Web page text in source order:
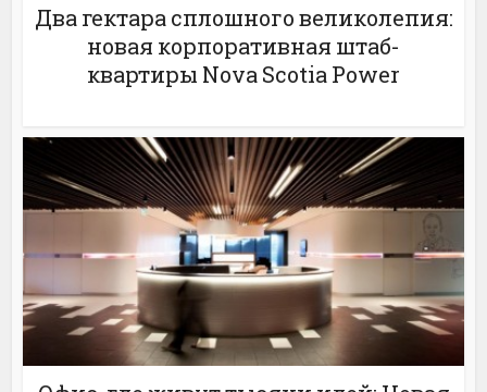
Два гектара сплошного великолепия:
новая корпоративная штаб-
квартиры Nova Scotia Power